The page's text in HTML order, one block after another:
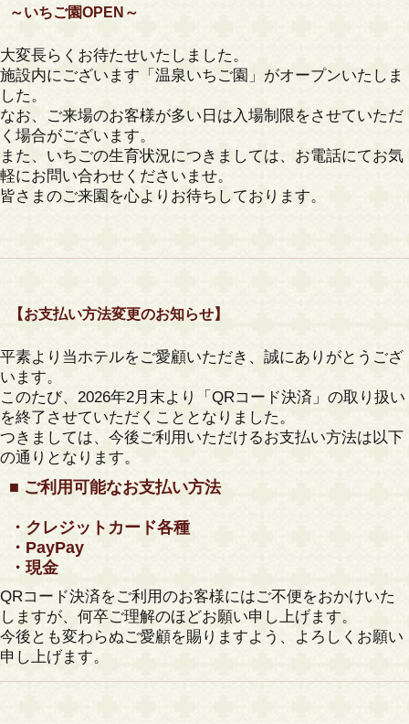
～いちご園OPEN～
大変長らくお待たせいたしました。
施設内にございます「温泉いちご園」がオープンいたしま
した。
なお、ご来場のお客様が多い日は入場制限をさせていただ
く場合がございます。
また、いちごの生育状況につきましては、お電話にてお気
軽にお問い合わせくださいませ。
皆さまのご来園を心よりお待ちしております。
【お支払い方法変更のお知らせ】
平素より当ホテルをご愛顧いただき、誠にありがとうござ
います。
このたび、 2026年2月末より「QRコード決済」の取り扱い
を終了 させていただくこととなりました。
つきましては、今後ご利用いただけるお支払い方法は以下
の通りとなります。
■ ご利用可能なお支払い方法
・クレジットカード各種
・PayPay
・現金
QRコード決済をご利用のお客様にはご不便をおかけいた
しますが、何卒ご理解のほどお願い申し上げます。
今後とも変わらぬご愛顧を賜りますよう、よろしくお願い
申し上げます。